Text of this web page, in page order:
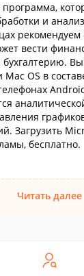
и
вести
Mac OS в
Загрузить
бесплатно.
Читать далее